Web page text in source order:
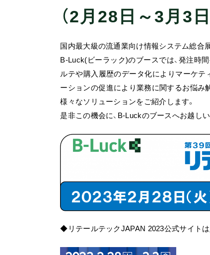
（2月28日～3月3日
国内最大級の流通業向け情報システム総合
B-Luck(ビーラック)のブースでは、発注時
ルテや購入履歴のデータ化によりマーケテ
ーションの促進により業務に関するお悩み
様々なソリューションをご紹介します。
是非この機会に、B-Luckのブースへお越し
◆リテールテックJAPAN 2023公式サイトは